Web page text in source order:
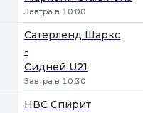
Завтра в 10:00
Сатерленд Шаркс
-
Сидней U21
Завтра в 10:30
НВС Спирит